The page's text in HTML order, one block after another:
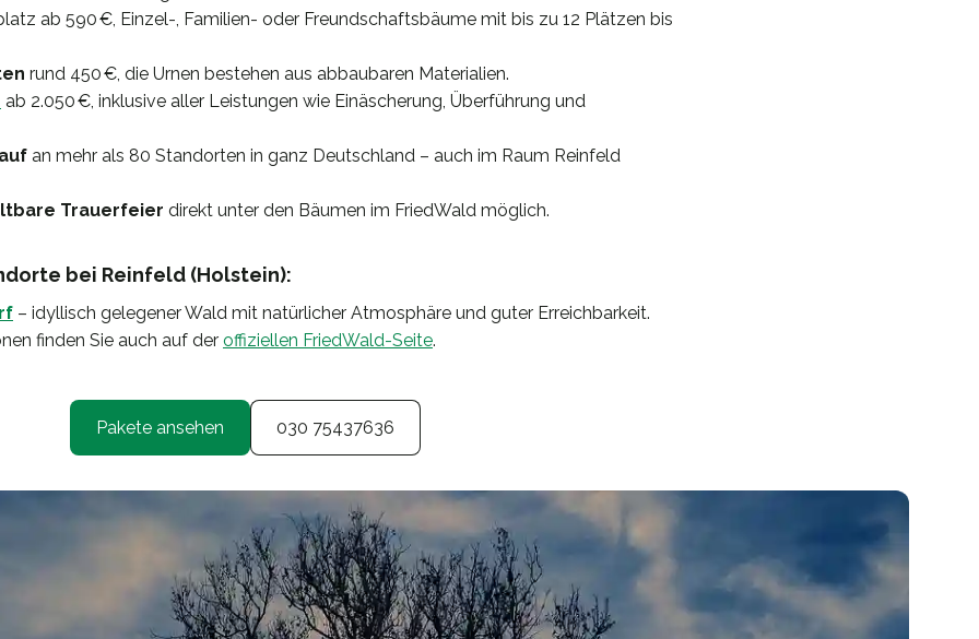
ab 590 €, Einzel-, Familien- oder Freundschaftsbäume mit bis zu 12 Plätzen bis
rund 450 €, die Urnen bestehen aus abbaubaren Materialien.
ab 2.050 €, inklusive aller Leistungen wie Einäscherung, Überführung und
an mehr als 80 Standorten in ganz Deutschland – auch im Raum Reinfeld
Trauerfeier direkt unter den Bäumen im FriedWald möglich.
bei Reinfeld (Holstein):
– idyllisch gelegener Wald mit natürlicher Atmosphäre und guter Erreichbarkeit.
finden Sie auch auf der offiziellen FriedWald-Seite.
Pakete ansehen 030 75437636